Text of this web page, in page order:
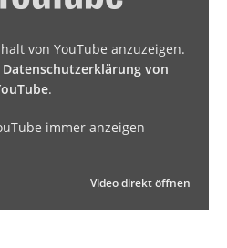
von YouTube anzuzeigen.
Datenschutzerklärung von
.
immer anzeigen
Video direkt öffnen